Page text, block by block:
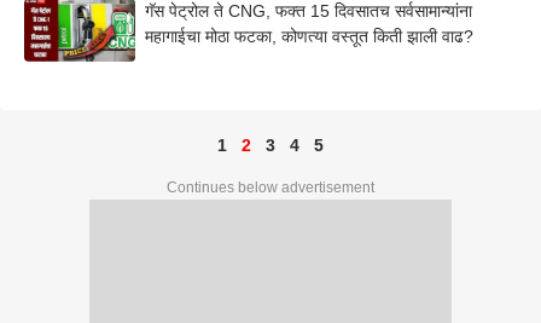
गॅस पेट्रोल ते CNG, फक्त 15 दिवसातच सर्वसामान्यांना
महागाईचा मोठा फटका, कोणत्या वस्तूत किती झाली वाढ?
1 2 3 4 5
Continues below advertisement